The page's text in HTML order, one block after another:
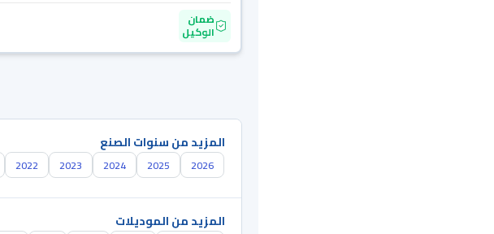
ضمان
الوكيل
المزيد من سنوات الصنع
2026
2025
2024
2023
2022
المزيد من الموديلات